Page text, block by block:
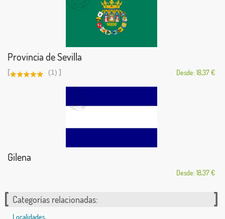
Provincia de Sevilla
[ (1) ] Desde: 18,37 €
Gilena
Desde: 18,37 €
Categorías relacionadas:
Localidades,